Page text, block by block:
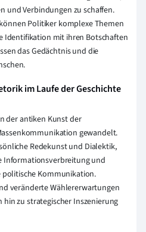
und Verbindungen zu schaffen.
Politiker komplexe Themen
Identifikation mit ihren Botschaften
das Gedächtnis und die
im Laufe der Geschichte
der antiken Kunst der
gewandelt.
Redekunst und Dialektik,
Informationsverbreitung und
Kommunikation.
veränderte Wählererwartungen
zu strategischer Inszenierung